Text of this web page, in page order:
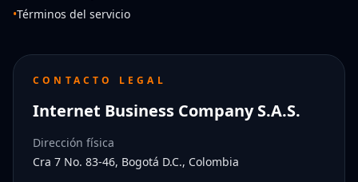
•Términos del servicio
CONTACTO LEGAL
Internet Business Company S.A.S.
Dirección física
Cra 7 No. 83-46, Bogotá D.C., Colombia